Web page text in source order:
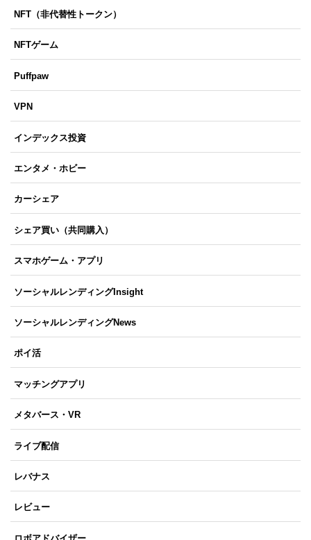
NFT（非代替性トークン）
NFTゲーム
Puffpaw
VPN
インデックス投資
エンタメ・ホビー
カーシェア
シェア買い（共同購入）
スマホゲーム・アプリ
ソーシャルレンディングInsight
ソーシャルレンディングNews
ポイ活
マッチングアプリ
メタバース・VR
ライブ配信
レバナス
レビュー